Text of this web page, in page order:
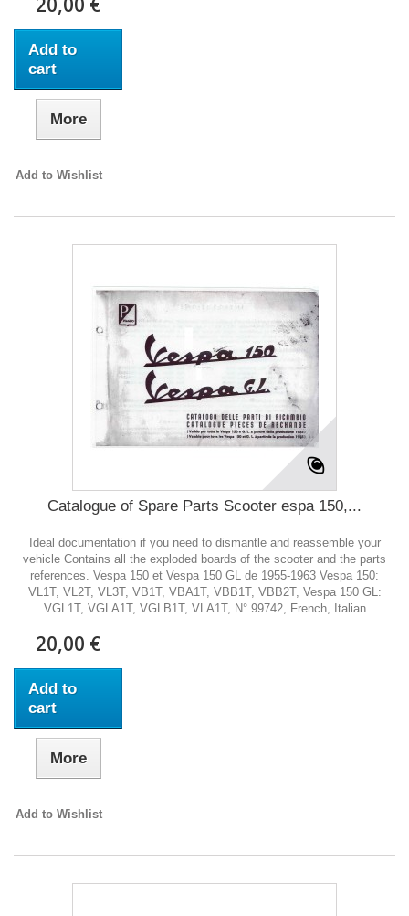
Add to
cart
More
Add to Wishlist
Catalogue of Spare Parts Scooter espa 150,...
Ideal documentation if you need to dismantle and reassemble your
vehicle Contains all the exploded boards of the scooter and the parts
references. Vespa 150 et Vespa 150 GL de 1955-1963 Vespa 150:
VL1T, VL2T, VL3T, VB1T, VBA1T, VBB1T, VBB2T, Vespa 150 GL:
VGL1T, VGLA1T, VGLB1T, VLA1T, N° 99742, French, Italian
20,00 €
Add to
cart
More
Add to Wishlist